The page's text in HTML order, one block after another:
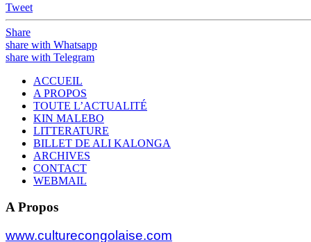
Tweet
Share
share with Whatsapp
share with Telegram
ACCUEIL
A PROPOS
TOUTE L’ACTUALITÉ
KIN MALEBO
LITTERATURE
BILLET DE ALI KALONGA
ARCHIVES
CONTACT
WEBMAIL
A Propos
www.culturecongolaise.com